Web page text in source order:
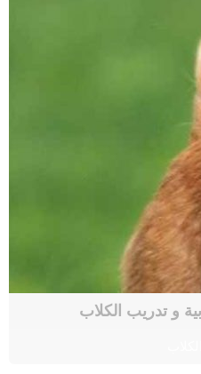
و تدريب الكلاب